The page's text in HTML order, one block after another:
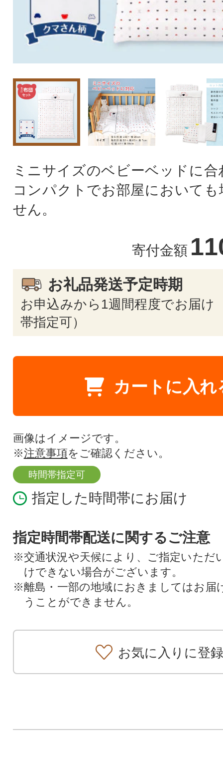
ミニサイズのベビーベッドに
コンパクトでお部屋において
せん。
寄付金額
お礼品発送予定時期
お申込みから1週間程度でお届け
帯指定可）
カートに入れ
画像はイメージです。
※注意事項をご確認ください。
時間帯指定可
指定した時間帯にお届け
指定時間帯配送に関するご注意
※交通状況や天候により、ご指定いただ
けできない場合がございます。
※離島・一部の地域におきましてはお届
うことができません。
お気に入りに登録